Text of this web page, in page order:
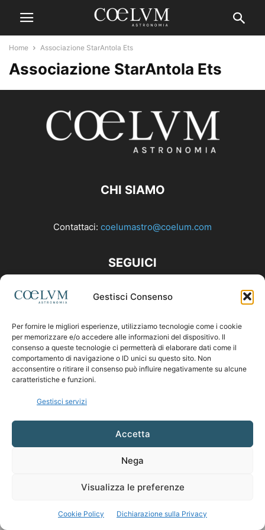
Gestisci Consenso
Per fornire le migliori esperienze, utilizziamo tecnologie come i cookie
per memorizzare e/o accedere alle informazioni del dispositivo. Il
consenso a queste tecnologie ci permetterà di elaborare dati come il
comportamento di navigazione o ID unici su questo sito. Non
acconsentire o ritirare il consenso può influire negativamente su alcune
caratteristiche e funzioni.
Gestisci servizi
Accetta
Nega
Visualizza le preferenze
Cookie Policy Dichiarazione sulla Privacy
Home Associazione StarAntola Ets
Associazione StarAntola Ets
CHI SIAMO
Contattaci: coelumastro@coelum.com
SEGUICI